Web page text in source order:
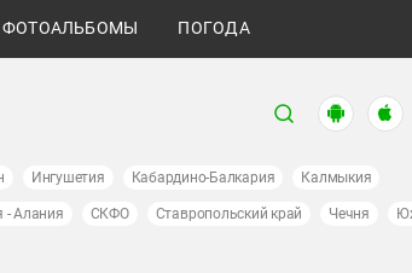
ФОТОАЛЬБОМЫ ПОГОДА
Ингушетия Кабардино-Балкария Калмыкия
- Алания СКФО Ставропольский край Чечня